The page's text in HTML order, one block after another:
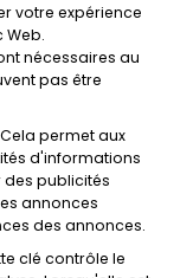
votre expérience
Web.
nécessaires au
pas être
Cela permet aux
d'informations
publicités
annonces
des annonces.
clé contrôle le